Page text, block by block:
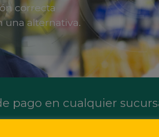
correcta
una alternativa.
pago en cualquier
un pago por un